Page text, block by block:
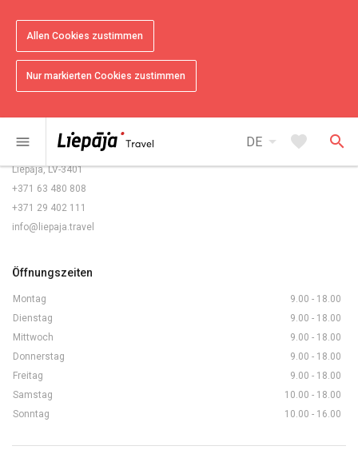
Allen Cookies zustimmen
Nur markierten Cookies zustimmen
menu DE arrow_drop_down favorite search
Karten und Broschüren
Tourismusstatistik
Sitemap
Rožu laukums 5/6,
Liepāja, LV-3401
+371 63 480 808
+371 29 402 111
info@liepaja.travel
Öffnungszeiten
Montag
9.00 - 18.00
Dienstag
9.00 - 18.00
Mittwoch
9.00 - 18.00
Donnerstag
9.00 - 18.00
Freitag
9.00 - 18.00
Samstag
10.00 - 18.00
Sonntag
10.00 - 16.00